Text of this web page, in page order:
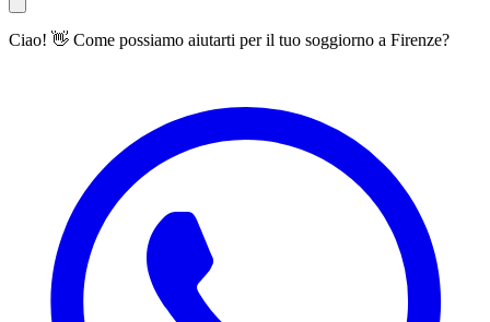
Ciao! 👋 Come possiamo aiutarti per il tuo soggiorno a Firenze?